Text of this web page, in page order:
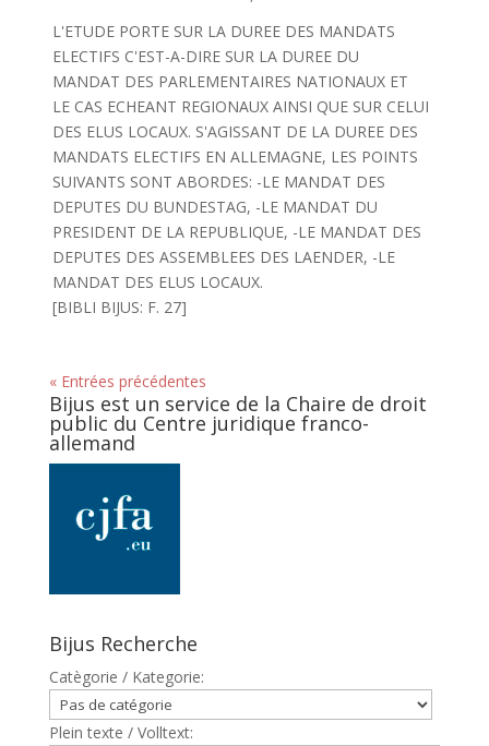
L'ETUDE PORTE SUR LA DUREE DES MANDATS
ELECTIFS C'EST-A-DIRE SUR LA DUREE DU
MANDAT DES PARLEMENTAIRES NATIONAUX ET
LE CAS ECHEANT REGIONAUX AINSI QUE SUR CELUI
DES ELUS LOCAUX. S'AGISSANT DE LA DUREE DES
MANDATS ELECTIFS EN ALLEMAGNE, LES POINTS
SUIVANTS SONT ABORDES: -LE MANDAT DES
DEPUTES DU BUNDESTAG, -LE MANDAT DU
PRESIDENT DE LA REPUBLIQUE, -LE MANDAT DES
DEPUTES DES ASSEMBLEES DES LAENDER, -LE
MANDAT DES ELUS LOCAUX.
[BIBLI BIJUS: F. 27]
« Entrées précédentes
Bijus est un service de la Chaire de droit
public du Centre juridique franco-
allemand
Bijus Recherche
Catègorie / Kategorie:
Plein texte / Volltext: